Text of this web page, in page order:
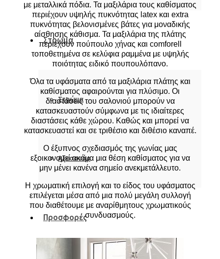
Στρώμα
Στρώμα
Αξεσουάρ
Προσφορές
με μεταλλικά πόδια. Τα μαξιλάρια τους καθίσματος
περιέχουν υψηλής πυκνότητας latex και extra
πυκνότητας βελονισμένες βάτες για μοναδικής
αίσθησης κάθισμα. Τα μαξιλάρια της πλάτης
περιέχουν πούπουλο χήνας και comforell
τοποθετημένα σε κελύφια ραμμένα με υψηλής
ποιότητας ειδικό πουπουλόπανο.
Όλα τα υφάσματα από τα μαξιλάρια πλάτης και
καθίσματος αφαιρούνται για πλύσιμο. Οι
διαστάσεις του σαλονιού μπορούν να
κατασκευαστούν σύμφωνα με τις ιδιαίτερες
διαστάσεις κάθε χώρου. Καθώς και μπορεί να
κατασκευαστεί και σε τριθέσιο και διθέσιο καναπέ.
Ο έξυπνος σχεδιασμός της γωνίας μας
εξοικονομεί ακόμα μια θέση καθίσματος για να
μην μένει κανένα σημείο ανεκμετάλλευτο.
Η χρωματική επιλογή και το είδος του υφάσματος
επιλέγεται μέσα από μια πολύ μεγάλη συλλογή
που διαθέτουμε με αναρίθμητους χρωματικούς
συνδυασμούς.